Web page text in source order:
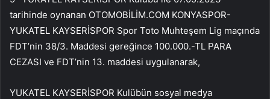
tarihinde oynanan OTOMOBİLİM.COM KONYASPOR-
YUKATEL KAYSERİSPOR Spor Toto Muhteşem Lig maçında
FDT’nin 38/3. Maddesi gereğince 100.000.-TL PARA
CEZASI ve FDT’nin 13. maddesi uygulanarak,
YUKATEL KAYSERİSPOR Kulübün sosyal medya